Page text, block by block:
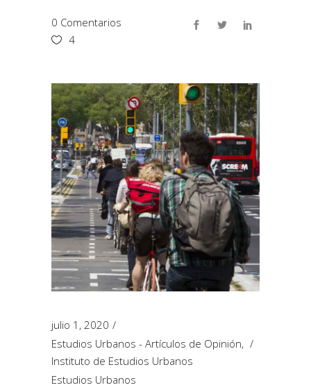
0 Comentarios
4
julio 1, 2020
Estudios Urbanos - Artículos de Opinión,
Instituto de Estudios Urbanos
Estudios Urbanos